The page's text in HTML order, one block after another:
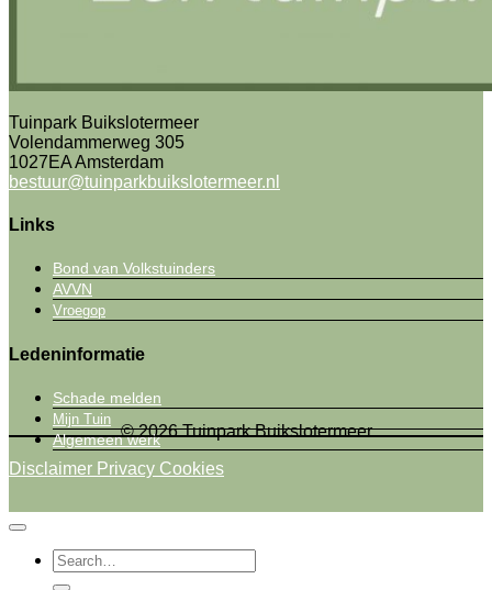
Tuinpark Buikslotermeer
Volendammerweg 305
1027EA Amsterdam
bestuur@tuinparkbuikslotermeer.nl
Links
Bond van Volkstuinders
AVVN
Vroegop
Ledeninformatie
Schade melden
Mijn Tuin
Algemeen werk© 2026 Tuinpark Buikslotermeer
Disclaimer Privacy Cookies